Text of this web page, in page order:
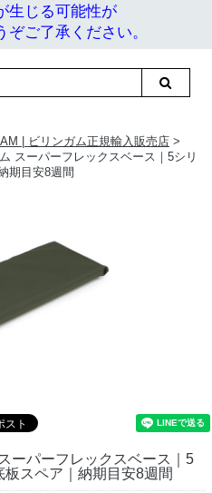
生じる可能性が
ご了承ください。
| ビリンガム正規輸入販売店 >
スーパーフレックスベース｜5シリ
期目安8週間
ーパーフレックスベース｜5
スペア｜納期目安8週間